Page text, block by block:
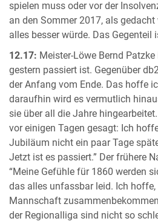
spielen muss oder vor der
an den Sommer 2017, als
alles besser würde. Das Gegenteil
12.17: Meister-Löwe Bernd
gestern passiert ist. Gegenüber
der Anfang vom Ende. Das hoffe
daraufhin wird es vermutlich
sie über all die Jahre
vor einigen Tagen gesagt: Ich
Jubiläum nicht ein paar Tage
Jetzt ist es passiert.” Der frühere
“Meine Gefühle für 1860 werden
das alles unfassbar leid. Ich
Mannschaft
der Regionalliga sind nicht so